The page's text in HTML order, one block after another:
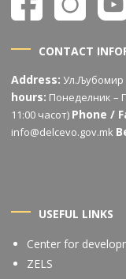
CONTACT
Address: Ул.Љубомир
hours: Понеделник –
11:00 часот) Phone /
info@delcevo.gov.mk
USEFUL LINKS
Center for
ZELS